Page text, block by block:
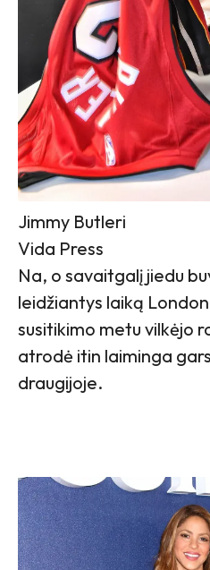
Jimmy Butleri
Vida Press
Na, o savaitgalį jiedu
leidžiantys laiką
susitikimo metu vilkėjo
atrodė itin laiminga
draugijoje.